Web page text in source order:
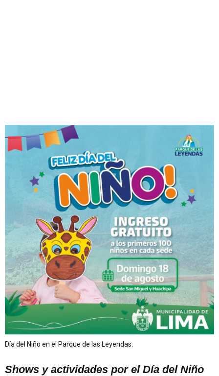
Día del Niño en el Parque de las Leyendas.
Shows y actividades por el Día del Niño